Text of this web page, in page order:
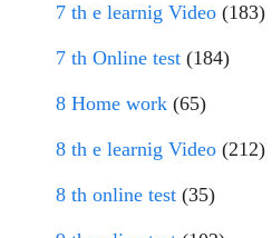
7 th e learnig Video (183)
7 th Online test (184)
8 Home work (65)
8 th e learnig Video (212)
8 th online test (35)